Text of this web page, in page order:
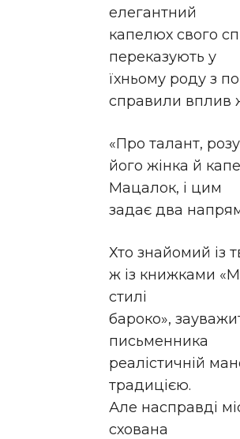
елегантний
капелюх свого
переказують у
їхньому роду з
справили вплив
«Про талант,
його жінка й
Мацалок, і цим
задає два
Хто знайомий із
ж із книжками
стилі
бароко»,
письменника
реалістичній
традицією.
Але насправді
схована